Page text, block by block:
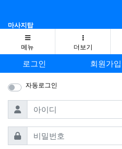
마사지탑
메뉴 더보기
로그인 회원가입
자동로그인
아이디
비밀번호